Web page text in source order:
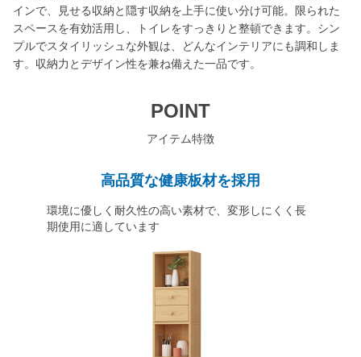
インで、見せる収納と隠す収納を上手に使い分け可能。限られた
スペースを有効活用し、トイレをすっきりと整頓できます。シン
プルでスタイリッシュな外観は、どんなインテリアにも調和しま
す。収納力とデザイン性を兼ね備えた一品です。
POINT
アイテム特徴
高品質な健康板材を採用
環境に優しく耐久性の高い素材で、変形しにくく長
期使用に適しています